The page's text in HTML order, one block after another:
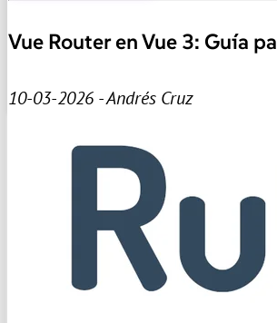
Vue Router en Vue 3: Guía
10-03-2026 - Andrés Cruz